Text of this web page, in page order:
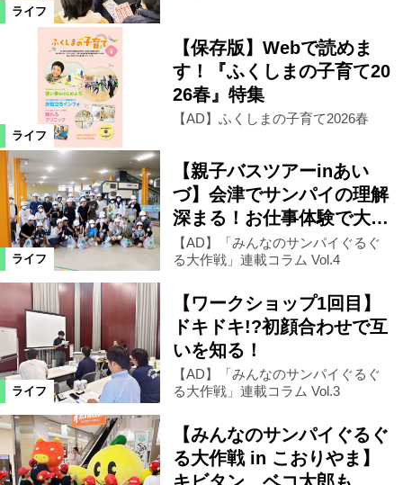
広野町 国見町
県南エリア 湯川村 大玉村
昭和村 南会津町 東京都
西郷村 矢祭町 小野町
白石市 山形県 米沢市
仙台市 中島村 塙町
福島市郊外
カテゴリ
ファッション ビューティ
ライフ
ライフ
【保存版】Webで読めま
す！『ふくしまの子育て20
26春』特集
【AD】ふくしまの子育て2026春
ライフ
【親子バスツアーinあい
づ】会津でサンパイの理解
深まる！お仕事体験で大…
【AD】「みんなのサンパイぐるぐ
る大作戦」連載コラム Vol.4
ライフ
【ワークショップ1回目】
ドキドキ!?初顔合わせで互
いを知る！
【AD】「みんなのサンパイぐるぐ
る大作戦」連載コラム Vol.3
【みんなのサンパイぐるぐ
る大作戦 in こおりやま】